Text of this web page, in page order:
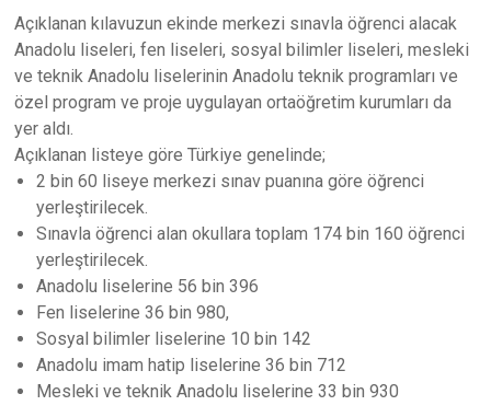
Açıklanan kılavuzun ekinde merkezi sınavla öğrenci alacak
Anadolu liseleri, fen liseleri, sosyal bilimler liseleri, mesleki
ve teknik Anadolu liselerinin Anadolu teknik programları ve
özel program ve proje uygulayan ortaöğretim kurumları da
yer aldı.
Açıklanan listeye göre Türkiye genelinde;
2 bin 60 liseye merkezi sınav puanına göre öğrenci
yerleştirilecek.
Sınavla öğrenci alan okullara toplam 174 bin 160 öğrenci
yerleştirilecek.
Anadolu liselerine 56 bin 396
Fen liselerine 36 bin 980,
Sosyal bilimler liselerine 10 bin 142
Anadolu imam hatip liselerine 36 bin 712
Mesleki ve teknik Anadolu liselerine 33 bin 930